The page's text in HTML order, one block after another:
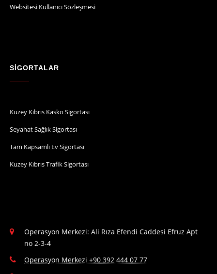
Websitesi Kullanıcı Sözleşmesi
SİGORTALAR
Kuzey Kıbrıs Kasko Sigortası
Seyahat Sağlık Sigortası
Tam Kapsamlı Ev Sigortası
Kuzey Kıbrıs Trafik Sigortası
Operasyon Merkezi: Ali Rıza Efendi Caddesi Efruz Apt
no 2-3-4
Operasyon Merkezi +90 392 444 07 77